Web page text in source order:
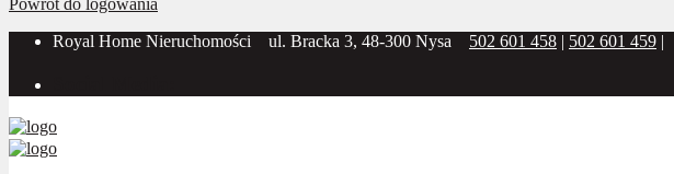
Powrót do logowania
Royal Home Nieruchomości
ul. Bracka 3, 48-300 Nysa 502 601 458 | 502 601 459 |